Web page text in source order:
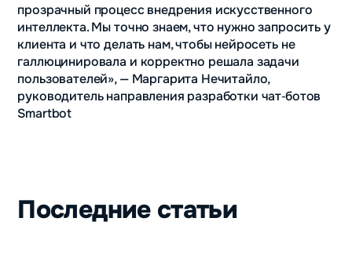
прозрачный процесс внедрения искусственного
интеллекта. Мы точно знаем, что нужно запросить у
клиента и что делать нам, чтобы нейросеть не
галлюцинировала и корректно решала задачи
пользователей», — Маргарита Нечитайло,
руководитель направления разработки чат‑ботов
Smartbot
Последние статьи